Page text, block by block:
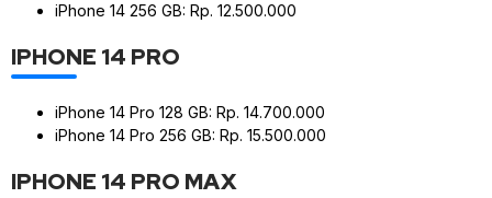
iPhone 14 256 GB: Rp. 12.500.000
IPHONE 14 PRO
iPhone 14 Pro 128 GB: Rp. 14.700.000
iPhone 14 Pro 256 GB: Rp. 15.500.000
IPHONE 14 PRO MAX